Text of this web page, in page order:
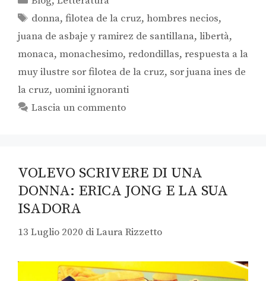
donna,filotea de la cruz,hombres necios,
juana de asbaje y ramirez de santillana, libertà,
monaca, monachesimo, redondillas, respuesta a la
muy ilustre sor filotea de la cruz, sor juana ines de
la cruz, uomini ignoranti
Lascia un commento
VOLEVO SCRIVERE DI UNA
DONNA: ERICA JONG E LA SUA
ISADORA
13 Luglio 2020 diLaura Rizzetto